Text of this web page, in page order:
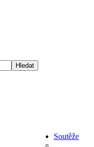
Soutěže